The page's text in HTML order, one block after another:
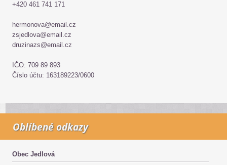
+420 461 741 171
hermonova@email.cz
zsjedlova@email.cz
druzinazs@email.cz
IČO: 709 89 893
Číslo účtu: 163189223/0600
Oblíbené odkazy
Obec Jedlová